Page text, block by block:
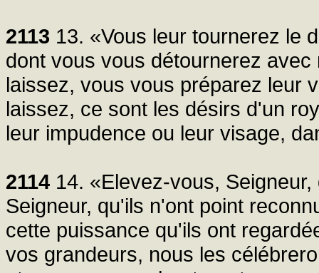
2113 13. «Vous leur tournerez le
dont vous vous détournerez
laissez, vous vous préparez leur
laissez, ce sont les désirs d'un
leur impudence ou leur visage,
2114 14. «Elevez-vous,
Seigneur, qu'ils n'ont point
cette puissance qu'ils ont
vos grandeurs, nous les